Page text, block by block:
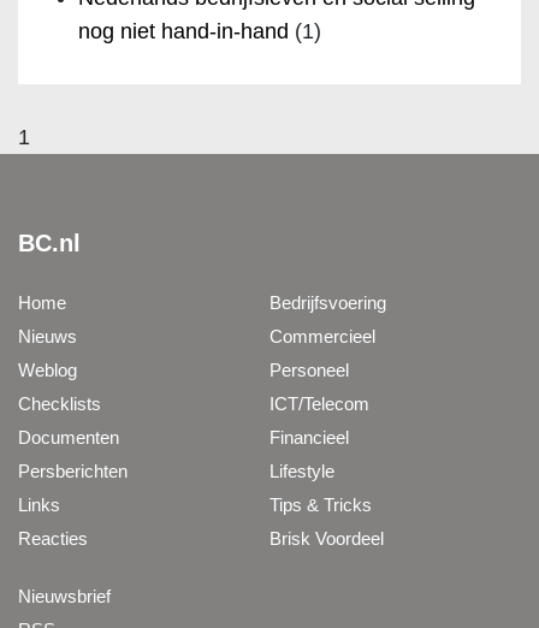
nog niet hand-in-hand (1)
1
BC.nl
Home
Nieuws
Weblog
Checklists
Documenten
Persberichten
Links
Reacties
Bedrijfsvoering
Commercieel
Personeel
ICT/Telecom
Financieel
Lifestyle
Tips & Tricks
Brisk Voordeel
Nieuwsbrief